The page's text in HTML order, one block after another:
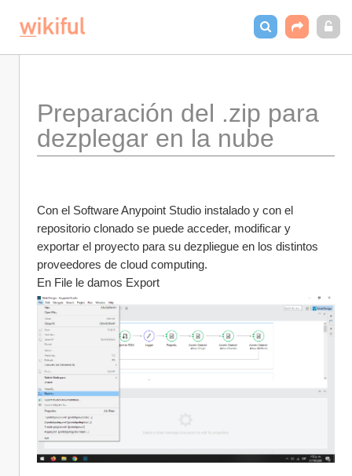
Preparación del .zip para
dezplegar en la nube
Con el Software Anypoint Studio instalado y con el
repositorio clonado se puede acceder, modificar y
exportar el proyecto para su dezpliegue en los distintos
proveedores de cloud computing.
En File le damos Export